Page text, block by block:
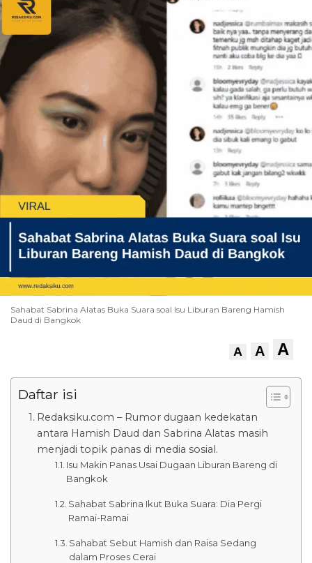
Sahabat Sabrina Alatas Buka Suara soal Isu Liburan Bareng Hamish
Daud di Bangkok
A A A
Daftar isi
Redaksiku.com – Rumor dugaan kedekatan
antara Hamish Daud dan Sabrina Alatas masih
menjadi topik panas di media sosial.
Isu Makin Panas Usai Dugaan Liburan Bareng di
Bangkok
Sahabat Sabrina Ikut Buka Suara: Dia Pergi
Ramai-Ramai
Sahabat Sebut Hamish dan Raisa Sedang
dalam Proses Cerai